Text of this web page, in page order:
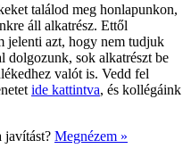
találod meg honlapunkon,
áll alkatrész. Ettől
jelenti azt, hogy nem tudjuk
sok alkatrészt be
valót is. Vedd fel
ide kattintva, és kollégáink
javítást? Megnézem »